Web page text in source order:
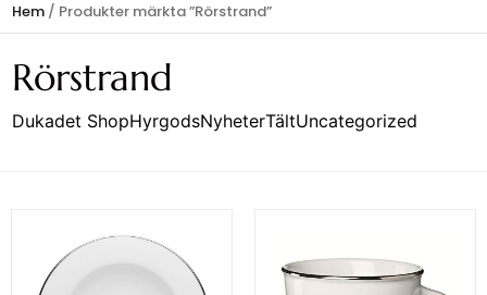
Hem / Produkter märkta ”Rörstrand”
Rörstrand
Dukadet ShopHyrgodsNyheterTältUncategorized